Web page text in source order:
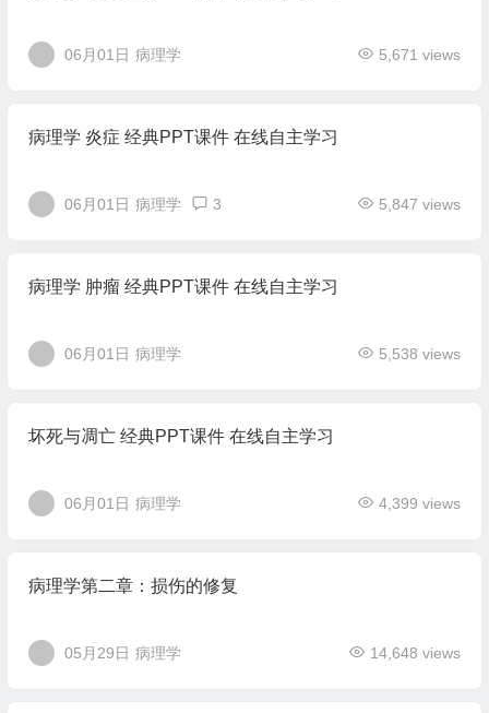
06月01日 病理学 5,671 views
病理学 炎症 经典PPT课件 在线自主学习
06月01日 病理学 5,847 views
3
病理学 肿瘤 经典PPT课件 在线自主学习
06月01日 病理学 5,538 views
坏死与凋亡 经典PPT课件 在线自主学习
06月01日 病理学 4,399 views
病理学第二章：损伤的修复
05月29日 病理学 14,648 views